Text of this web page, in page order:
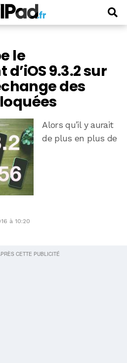
le
9.3.2 sur
des
Alors qu’il y aurait
de plus en plus de
à 10:20